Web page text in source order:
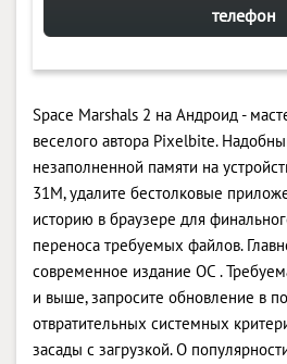
телефон
Space Marshals 2 на Андроид -
веселого автора Pixelbite.
незаполненной памяти на
31M, удалите бестолковые
историю в браузере для
переноса требуемых файлов.
современное издание ОС .
и выше, запросите обновление в
отвратительных системных
засады с загрузкой. О